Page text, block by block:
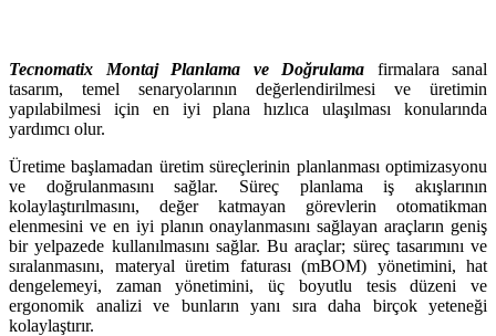
Tecnomatix Montaj Planlama ve Doğrulama
firmalara sanal
tasarım, temel senaryolarının değerlendirilmesi ve üretimin
yapılabilmesi için en iyi plana hızlıca ulaşılması konularında
yardımcı olur.
Üretime başlamadan üretim süreçlerinin planlanması optimizasyonu
ve doğrulanmasını sağlar. Süreç planlama iş akışlarının
kolaylaştırılmasını, değer katmayan görevlerin otomatikman
elenmesini ve en iyi planın onaylanmasını sağlayan araçların geniş
bir yelpazede kullanılmasını sağlar. Bu araçlar; süreç tasarımını ve
sıralanmasını, materyal üretim faturası (mBOM) yönetimini, hat
dengelemeyi, zaman yönetimini, üç boyutlu tesis düzeni ve
ergonomik analizi ve bunların yanı sıra daha birçok yeteneği
kolaylaştırır.